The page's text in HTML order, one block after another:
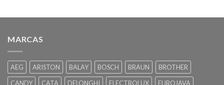
MARCAS
AEG ARISTON BALAY BOSCH BRAUN
BROTHER
CANDY
CATA DELONGHI ELECTROLUX EUROJAVA